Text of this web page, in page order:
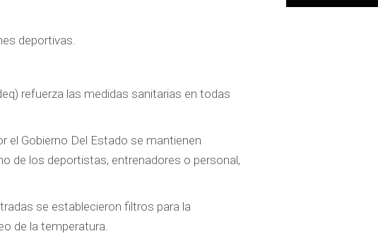
deportivas.
refuerza las medidas sanitarias en todas
el Gobierno Del Estado se mantienen
de los deportistas, entrenadores o personal,
se establecieron filtros para la
de la temperatura.